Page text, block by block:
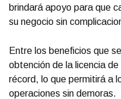
brindará apoyo para que
su negocio sin
Entre los beneficios que
obtención de la licencia
récord, lo que permitirá a
operaciones sin demoras.